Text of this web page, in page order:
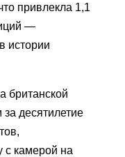
привлекла 1,1
—
истории
британской
десятилетие
камерой на